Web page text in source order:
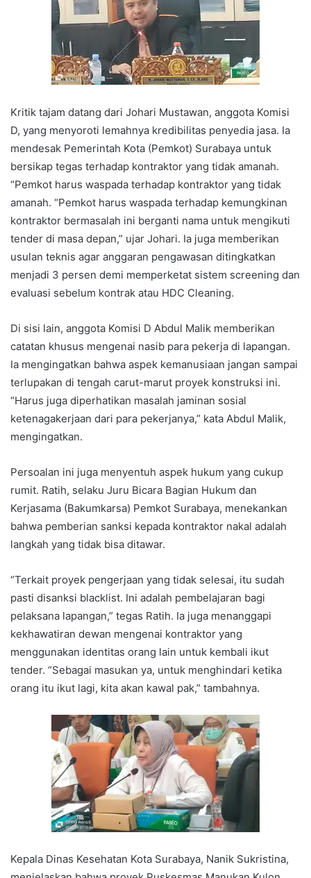
Kritik tajam datang dari Johari Mustawan, anggota Komisi
D, yang menyoroti lemahnya kredibilitas penyedia jasa. Ia
mendesak Pemerintah Kota (Pemkot) Surabaya untuk
bersikap tegas terhadap kontraktor yang tidak amanah.
“Pemkot harus waspada terhadap kontraktor yang tidak
amanah. “Pemkot harus waspada terhadap kemungkinan
kontraktor bermasalah ini berganti nama untuk mengikuti
tender di masa depan,” ujar Johari. Ia juga memberikan
usulan teknis agar anggaran pengawasan ditingkatkan
menjadi 3 persen demi memperketat sistem screening dan
evaluasi sebelum kontrak atau HDC Cleaning.
Di sisi lain, anggota Komisi D Abdul Malik memberikan
catatan khusus mengenai nasib para pekerja di lapangan.
Ia mengingatkan bahwa aspek kemanusiaan jangan sampai
terlupakan di tengah carut-marut proyek konstruksi ini.
“Harus juga diperhatikan masalah jaminan sosial
ketenagakerjaan dari para pekerjanya,” kata Abdul Malik,
mengingatkan.
Persoalan ini juga menyentuh aspek hukum yang cukup
rumit. Ratih, selaku Juru Bicara Bagian Hukum dan
Kerjasama (Bakumkarsa) Pemkot Surabaya, menekankan
bahwa pemberian sanksi kepada kontraktor nakal adalah
langkah yang tidak bisa ditawar.
“Terkait proyek pengerjaan yang tidak selesai, itu sudah
pasti disanksi blacklist. Ini adalah pembelajaran bagi
pelaksana lapangan,” tegas Ratih. Ia juga menanggapi
kekhawatiran dewan mengenai kontraktor yang
menggunakan identitas orang lain untuk kembali ikut
tender. “Sebagai masukan ya, untuk menghindari ketika
orang itu ikut lagi, kita akan kawal pak,” tambahnya.
Kepala Dinas Kesehatan Kota Surabaya, Nanik Sukristina,